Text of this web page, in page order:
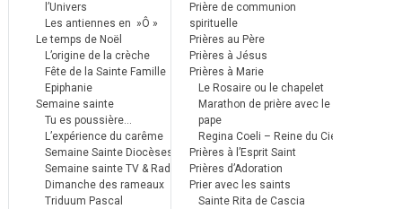
l’Univers
Les antiennes en »Ô »
Le temps de Noël
L’origine de la crèche
Fête de la Sainte Famille
Epiphanie
Semaine sainte
Tu es poussière…
L’expérience du carême
Semaine Sainte Diocèses
Semaine sainte TV & Radio
Dimanche des rameaux
Triduum Pascal
Prière de communion
spirituelle
Prières au Père
Prières à Jésus
Prières à Marie
Le Rosaire ou le chapelet
Marathon de prière avec le
pape
Regina Coeli – Reine du Ciel
Prières à l’Esprit Saint
Prières d’Adoration
Prier avec les saints
Sainte Rita de Cascia